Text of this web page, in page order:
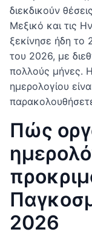
διεκδικούν
Μεξικό και τις
ξεκίνησε ήδη το
του 2026, με
πολλούς μήνες.
ημερολογίου
Πώς
2026